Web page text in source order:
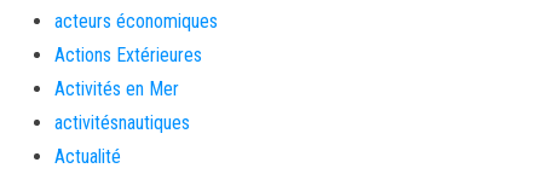
acteurs économiques
Actions Extérieures
Activités en Mer
activitésnautiques
Actualité